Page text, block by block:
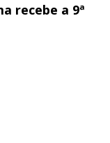
recebe a 9ª